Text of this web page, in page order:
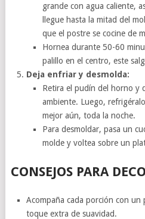
grande con agua caliente,
llegue hasta la mitad del
que el postre se cocine de
Hornea durante 50-60
palillo en el centro, este
Deja enfriar y desmolda:
Retira el pudín del horno y
ambiente. Luego,
mejor aún, toda la noche.
Para desmoldar, pasa un
molde y voltea sobre un
CONSEJOS PARA
Acompaña cada porción con un
toque extra de suavidad.